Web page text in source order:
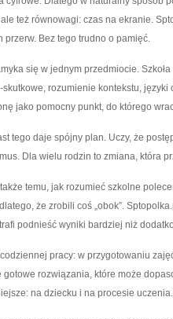
też równowagi: czas na ekranie.
przerw. Bez tego trudno o pamięć.
się w jednym przedmiocie.
rozumienie kontekstu, języki
jako pomocny punkt, do którego
tego daje spójny plan. Uczy, że
Dla wielu rodzin to zmiana, która
temu, jak rozumieć szkolne
że zrobili coś „obok”.
podnieść wyniki bardziej niż
pracy: w przygotowaniu
rozwiązania, które może
na dziecku i na procesie uczenia.